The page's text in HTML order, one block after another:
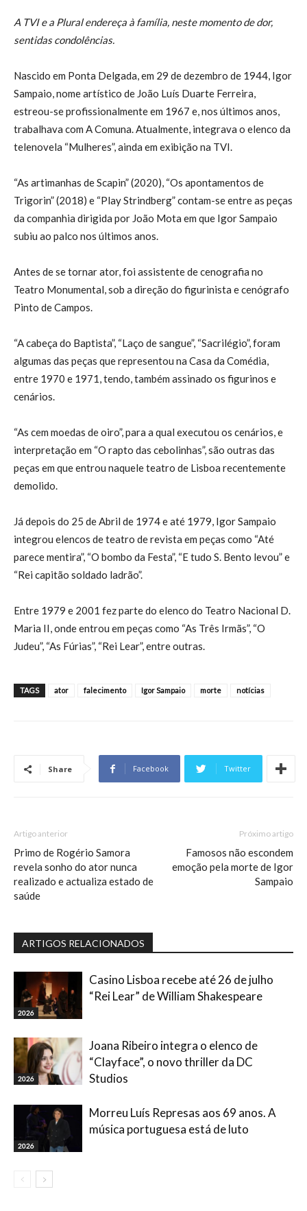
A TVI e a Plural endereça à família, neste momento de dor,
sentidas condolências.
Nascido em Ponta Delgada, em 29 de dezembro de 1944, Igor
Sampaio, nome artístico de João Luís Duarte Ferreira,
estreou-se profissionalmente em 1967 e, nos últimos anos,
trabalhava com A Comuna. Atualmente, integrava o elenco da
telenovela “Mulheres”, ainda em exibição na TVI.
“As artimanhas de Scapin” (2020), “Os apontamentos de
Trigorin” (2018) e “Play Strindberg” contam-se entre as peças
da companhia dirigida por João Mota em que Igor Sampaio
subiu ao palco nos últimos anos.
Antes de se tornar ator, foi assistente de cenografia no
Teatro Monumental, sob a direção do figurinista e cenógrafo
Pinto de Campos.
“A cabeça do Baptista”, “Laço de sangue”, “Sacrilégio”, foram
algumas das peças que representou na Casa da Comédia,
entre 1970 e 1971, tendo, também assinado os figurinos e
cenários.
“As cem moedas de oiro”, para a qual executou os cenários, e
interpretação em “O rapto das cebolinhas”, são outras das
peças em que entrou naquele teatro de Lisboa recentemente
demolido.
Já depois do 25 de Abril de 1974 e até 1979, Igor Sampaio
integrou elencos de teatro de revista em peças como “Até
parece mentira”, “O bombo da Festa”, “E tudo S. Bento levou” e
“Rei capitão soldado ladrão”.
Entre 1979 e 2001 fez parte do elenco do Teatro Nacional D.
Maria II, onde entrou em peças como “As Três Irmãs”, “O
Judeu”, “As Fúrias”, “Rei Lear”, entre outras.
TAGS ator falecimento Igor Sampaio morte notícias
Share Facebook Twitter
Artigo anterior
Primo de Rogério Samora
revela sonho do ator nunca
realizado e actualiza estado de
saúde
Próximo artigo
Famosos não escondem
emoção pela morte de Igor
Sampaio
ARTIGOS RELACIONADOS
2026
Casino Lisboa recebe até 26 de julho
“Rei Lear” de William Shakespeare
2026
Joana Ribeiro integra o elenco de
“Clayface”, o novo thriller da DC
Studios
2026
Morreu Luís Represas aos 69 anos. A
música portuguesa está de luto